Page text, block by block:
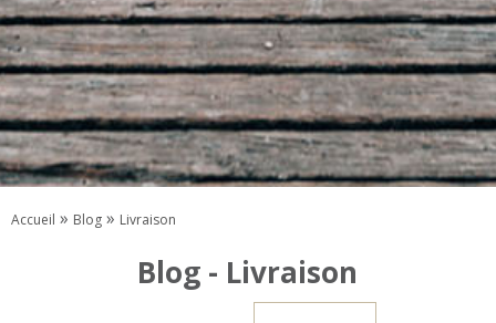
Accueil » Blog » Livraison
Blog - Livraison